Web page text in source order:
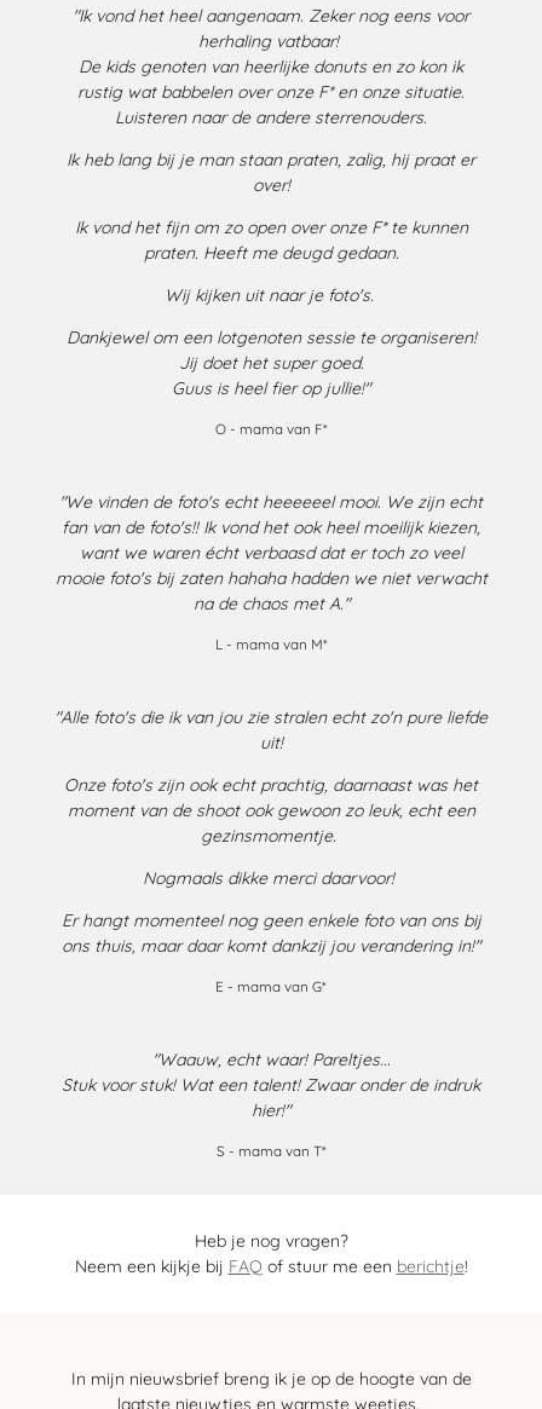
"Ik vond het heel aangenaam. Zeker nog eens voor
herhaling vatbaar!
De kids genoten van heerlijke donuts en zo kon ik
rustig wat babbelen over onze F* en onze situatie.
Luisteren naar de andere sterrenouders.
Ik heb lang bij je man staan praten, zalig, hij praat er
over!
Ik vond het fijn om zo open over onze F* te kunnen
praten. Heeft me deugd gedaan.
Wij kijken uit naar je foto's.
Dankjewel om een lotgenoten sessie te organiseren!
Jij doet het super goed.
Guus is heel fier op jullie!"
O - mama van F*
"We vinden de foto's echt heeeeeel mooi. We zijn echt
fan van de foto's!! Ik vond het ook heel moeilijk kiezen,
want we waren écht verbaasd dat er toch zo veel
mooie foto's bij zaten hahaha hadden we niet verwacht
na de chaos met A."
L - mama van M*
"Alle foto's die ik van jou zie stralen echt zo'n pure liefde
uit!
Onze foto's zijn ook echt prachtig, daarnaast was het
moment van de shoot ook gewoon zo leuk, echt een
gezinsmomentje.
Nogmaals dikke merci daarvoor!
Er hangt momenteel nog geen enkele foto van ons bij
ons thuis, maar daar komt dankzij jou verandering in!"
E - mama van G*
"Waauw, echt waar! Pareltjes...
Stuk voor stuk! Wat een talent! Zwaar onder de indruk
hier!"
S - mama van T*
Heb je nog vragen?
Neem een kijkje bij FAQ of stuur me een berichtje!
In mijn nieuwsbrief breng ik je op de hoogte van de